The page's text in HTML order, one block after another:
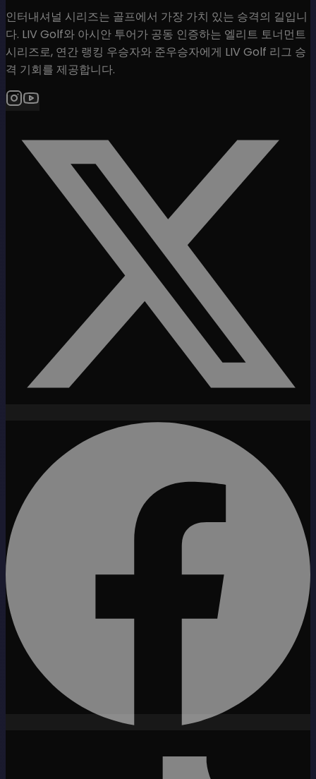
인터내셔널 시리즈는 골프에서 가장 가치 있는 승격의 길입니
다. LIV Golf와 아시안 투어가 공동 인증하는 엘리트 토너먼트
시리즈로, 연간 랭킹 우승자와 준우승자에게 LIV Golf 리그 승
격 기회를 제공합니다.